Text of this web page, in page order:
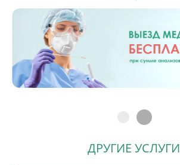
ДРУГИЕ УСЛУГИ